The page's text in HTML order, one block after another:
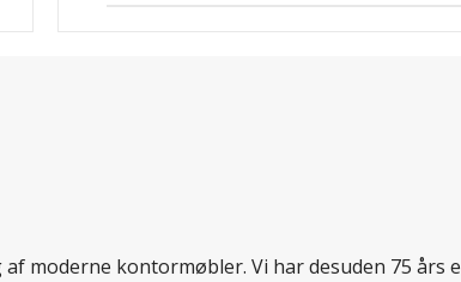
moderne kontormøbler. Vi har desuden 75